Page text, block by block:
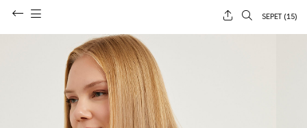
SEPET (15)